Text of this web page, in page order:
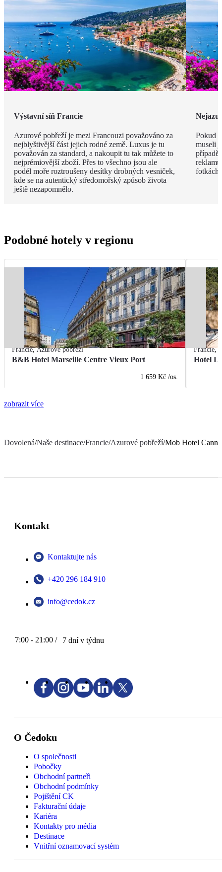
Výstavní síň Francie
Azurové pobřeží je mezi Francouzi považováno za
nejblyštivější část jejich rodné země. Luxus je tu
považován za standard, a nakoupit tu tak můžete to
nejprémiovější zboží. Přes to všechno jsou ale
podél moře roztroušeny desítky drobných vesniček,
kde se na autentický středomořský způsob života
ještě nezapomnělo.
Pokud
museli
případě
fotkách!
Podobné hotely v regionu
Francie,Azurové pobřeží
B&B Hotel Marseille Centre Vieux Port
1 659 Kč /os.
Francie,
Hotel
zobrazit více
Dovolená/Naše destinace/Francie/Azurové pobřeží/Mob Hotel
Kontakt
Kontaktujte nás
+420 296 184 910
info@cedok.cz
7:00 - 21:00 / 7 dní v týdnu
O Čedoku
O společnosti
Pobočky
Obchodní partneři
Obchodní podmínky
Pojištění CK
Fakturační údaje
Kariéra
Kontakty pro média
Destinace
Vnitřní oznamovací systém